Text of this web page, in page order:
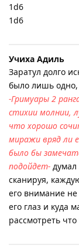
1d6
1d6
Учиха Адиль
Заратул долго
было лишь одно,
-Гримуары 2
стихии молнии,
что хорошо
миражи вряд ли
было бы
подойдет- думал
сканируя,
его внимание
его глаз и куда
рассмотреть